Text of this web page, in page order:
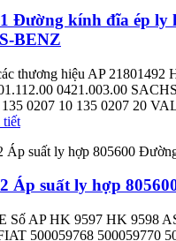
Đường kính đĩa ép ly
BENZ
thương hiệu AP
0421.003.00
0207 10 135 0207 20
tiết
Áp suất ly hợp
Số AP HK 9597 HK 9598
500059768 500059770